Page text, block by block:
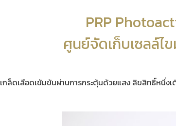
PRP
ศูนย์จัดเก็บเซลล์ไ
เกล็ดเลือดเข้มข้นผ่านการกระตุ้นด้วยแสง ลิขสิทธิ์หนึ่ง